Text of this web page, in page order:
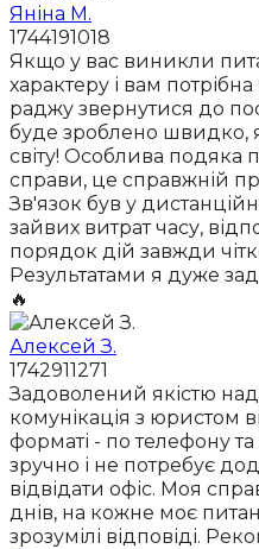
Яніна М.
1744191018
Якщо у вас виникли
характеру і вам
раджу звернутися до
буде зроблено швидко,
світу! Особлива подяка
справи, це справжній
Зв'язок був у
зайвих витрат часу,
порядок дій завжди
Результатами я дуже
🔥
Алексей З.
1742911271
Задоволений якістю
комунікація з юристом
форматі - по телефону
зручно і не потребує
відвідати офіс. Моя
днів, на кожне моє
зрозумілі відповіді.